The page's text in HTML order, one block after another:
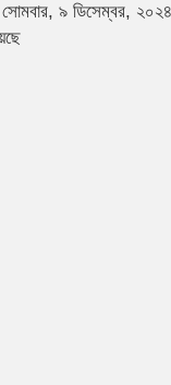
৯ ডিসেম্বর, ২০২৪